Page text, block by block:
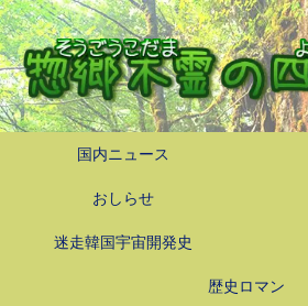
国内ニュース
おしらせ
迷走韓国宇宙開発史
歴史ロマン